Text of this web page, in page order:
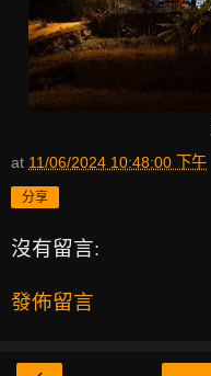
at 11/06/2024 10:48:00 下午
分享
沒有留言:
發佈留言